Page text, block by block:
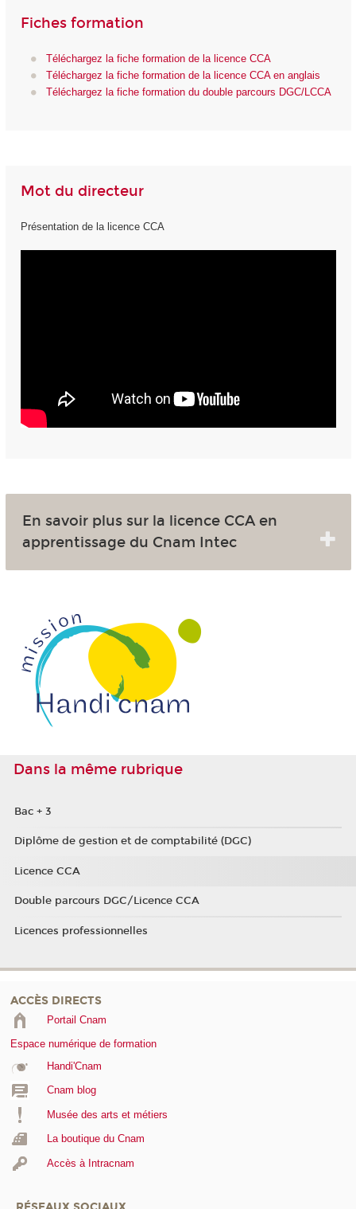
Fiches formation
Téléchargez la fiche formation de la licence CCA
Téléchargez la fiche formation de la licence CCA en anglais
Téléchargez la fiche formation du double parcours DGC/LCCA
Mot du directeur
Présentation de la licence CCA
En savoir plus sur la licence CCA en
apprentissage du Cnam Intec
Dans la même rubrique
Bac + 3
Diplôme de gestion et de comptabilité (DGC)
Licence CCA
Double parcours DGC/Licence CCA
Licences professionnelles
ACCÈS DIRECTS
Portail Cnam
Espace numérique de formation
Handi'Cnam
Cnam blog
Musée des arts et métiers
La boutique du Cnam
Accès à Intracnam